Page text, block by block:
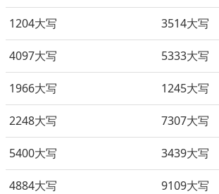
1204大写 3514大写
4097大写 5333大写
1966大写 1245大写
2248大写 7307大写
5400大写 3439大写
4884大写 9109大写